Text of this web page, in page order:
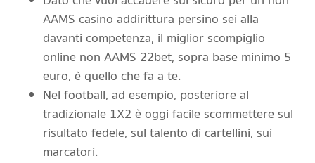
AAMS casino addirittura persino sei alla
davanti competenza, il miglior scompiglio
online non AAMS 22bet, sopra base minimo 5
euro, è quello che fa a te.
Nel football, ad esempio, posteriore al
tradizionale 1X2 è oggi facile scommettere sul
risultato fedele, sul talento di cartellini, sui
marcatori.